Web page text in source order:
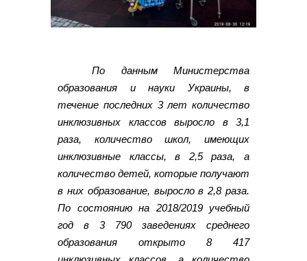
По данным Министерства
образования и науки Украины, в
течение последних 3 лет количество
инклюзивных классов выросло в 3,1
раза, количество школ, имеющих
инклюзивные классы, в 2,5 раза, а
количество детей, которые получают
в них образование, выросло в 2,8 раза.
По состоянию на 2018/2019 учебный
год в 3 790 заведениях среднего
образования открыто 8 417